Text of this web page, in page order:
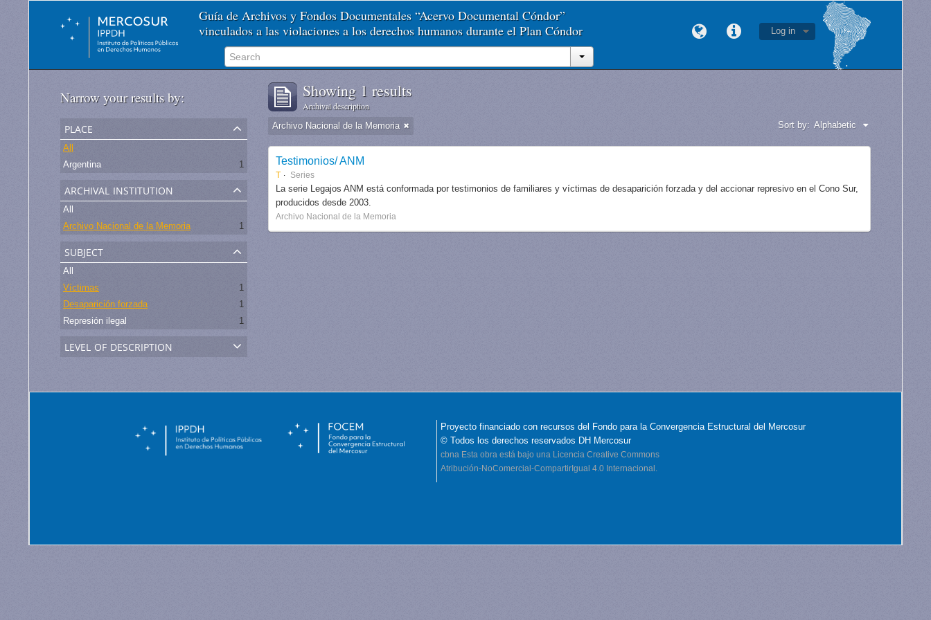
Guía de Archivos y Fondos Documentales “Acervo Documental Cóndor”
vinculados a las violaciones a los derechos humanos durante el Plan Cóndor
Log in
Narrow your results by:
place
All
Argentina
1
archival institution
All
Archivo Nacional de la Memoria
1
subject
All
Víctimas
1
Desaparición forzada
1
Represión ilegal
1
level of description
Showing 1 results
Archival description
Archivo Nacional de la Memoria Sort by: Alphabetic
Testimonios/ ANM
T Series
La serie Legajos ANM está conformada por testimonios de familiares y víctimas de desaparición forzada y del accionar represivo en el Cono Sur,
producidos desde 2003.
Archivo Nacional de la Memoria
Proyecto financiado con recursos del Fondo para la Convergencia Estructural del Mercosur
© Todos los derechos reservados DH Mercosur
cbna Esta obra está bajo una Licencia Creative Commons
Atribución-NoComercial-CompartirIgual 4.0 Internacional.